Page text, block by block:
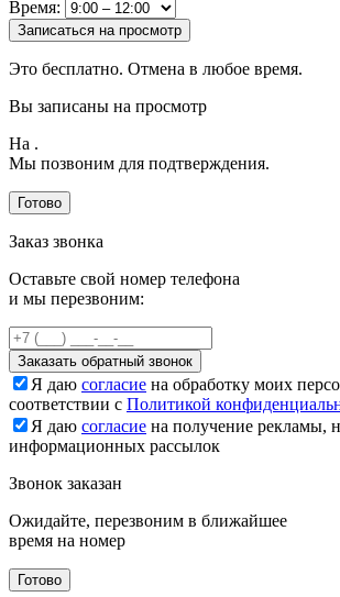
Время:
Записаться на просмотр
Это бесплатно. Отмена в любое время.
Вы записаны на просмотр
На .
Мы позвоним для подтверждения.
Готово
Заказ звонка
Оставьте свой номер телефона
и мы перезвоним:
Заказать обратный звонок
Я даю согласие на обработку моих
соответствии с Политикой
Я даю согласие на получение рекламы,
информационных рассылок
Звонок заказан
Ожидайте, перезвоним в ближайшее
время на номер
Готово